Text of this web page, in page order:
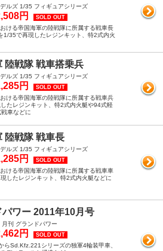
ルズ 1/35 フィギュアシリーズ
円 SOLD OUT
ける帝国海軍の陸戦隊に所属する戦車長
1/35で再現したレジンキット、特2式内火
陸戦隊 戦車搭乗兵
ルズ 1/35 フィギュアシリーズ
円 SOLD OUT
ける帝国海軍の陸戦隊に所属する戦車兵
たレジンキット、特2式内火艇や94式軽
車などに
陸戦隊 戦車長
ルズ 1/35 フィギュアシリーズ
円 SOLD OUT
ける帝国海軍の陸戦隊に所属する戦車車
したレジンキット、特2式内火艇などに
パワー 2011年10月号
月刊 グランドパワー
円 SOLD OUT
らSd.Kfz.221シリーズの独軍4輪装甲車、